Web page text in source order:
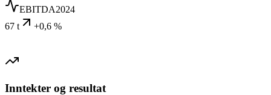
EBITDA2024
67 t
+0,6 %
Inntekter og resultat